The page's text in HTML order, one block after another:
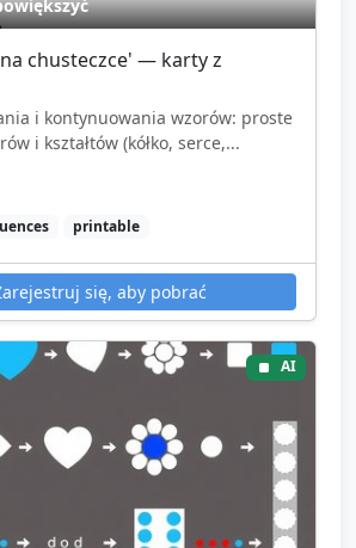
chusteczce' — karty z
i kontynuowania wzorów: proste
i kształtów (kółko, serce,...
printable
się, aby pobrać
AI